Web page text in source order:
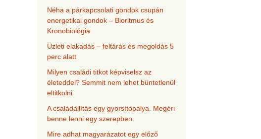
Néha a párkapcsolati gondok csupán
energetikai gondok – Bioritmus és
Kronobiológia
Üzleti elakadás – feltárás és megoldás 5
perc alatt
Milyen családi titkot képviselsz az
életeddel? Semmit nem lehet büntetlenül
eltitkolni
A családállítás egy gyorsítópálya. Megéri
benne lenni egy szerepben.
Mire adhat magyarázatot egy előző